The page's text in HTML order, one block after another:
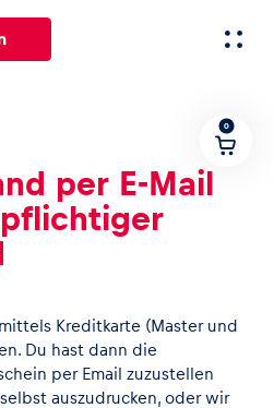
0
per E-Mail
Kreditkarte (Master und
Du hast dann die
per Email zuzustellen
auszudrucken, oder wir